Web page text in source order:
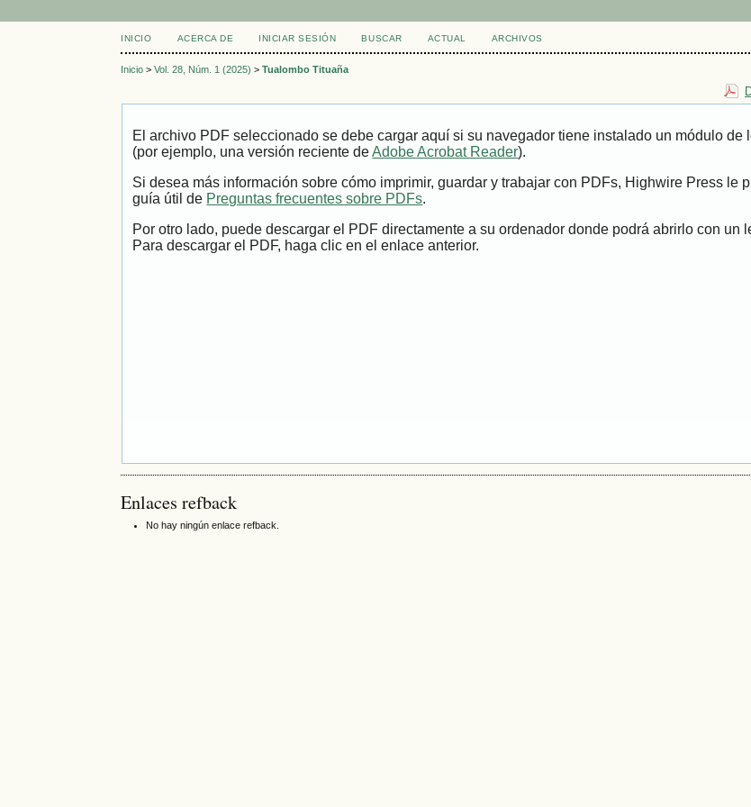
INICIO ACERCA DE INICIAR SESIÓN BUSCAR ACTUAL ARCHIVOS
Inicio >Vol. 28, Núm. 1 (2025) >Tualombo Tituaña
El archivo PDF seleccionado se debe cargar aquí si su navegador tiene instalado un módulo de
(por ejemplo, una versión reciente deAdobe Acrobat Reader).
Si desea más información sobre cómo imprimir, guardar y trabajar con PDFs, Highwire Press le
guía útil de Preguntas frecuentes sobre PDFs.
Por otro lado, puede descargar el PDF directamente a su ordenador donde podrá abrirlo con un
Para descargar el PDF, haga clic en el enlace anterior.
Enlaces refback
No hay ningún enlace refback.